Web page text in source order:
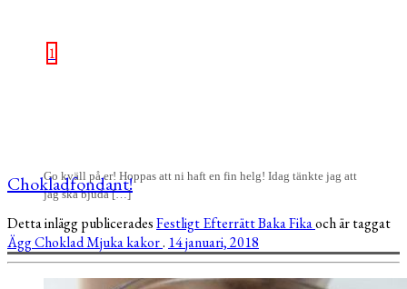
1
Go kväll på er! Hoppas att ni haft en fin helg! Idag tänkte jag att
jag ska bjuda […]
Chokladfondant!
Detta inlägg publiceradesFestligtEfterrättBakaFikaoch är taggat
ÄggChokladMjuka kakor. 14 januari, 2018